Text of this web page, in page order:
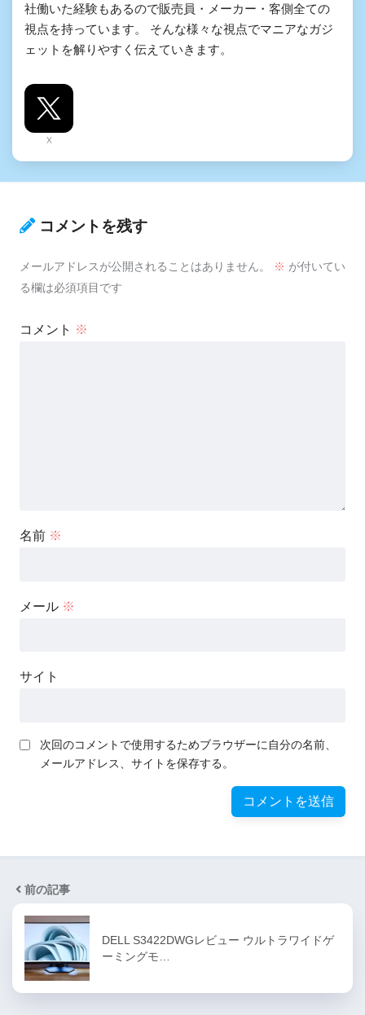
社働いた経験もあるので販売員・メーカー・客側全ての
視点を持っています。 そんな様々な視点でマニアなガジ
ェットを解りやすく伝えていきます。
X
コメントを残す
メールアドレスが公開されることはありません。 ※ が付いてい
る欄は必須項目です
コメント ※
名前 ※
メール ※
サイト
次回のコメントで使用するためブラウザーに自分の名前、
メールアドレス、サイトを保存する。
前の記事
DELL S3422DWGレビュー ウルトラワイドゲ
ーミングモ…